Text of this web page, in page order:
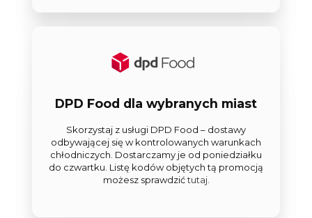
DPD Food dla wybranych miast
Skorzystaj z usługi DPD Food – dostawy
odbywającej się w kontrolowanych warunkach
chłodniczych. Dostarczamy je od poniedziałku
do czwartku. Listę kodów objętych tą promocją
możesz sprawdzićtutaj.